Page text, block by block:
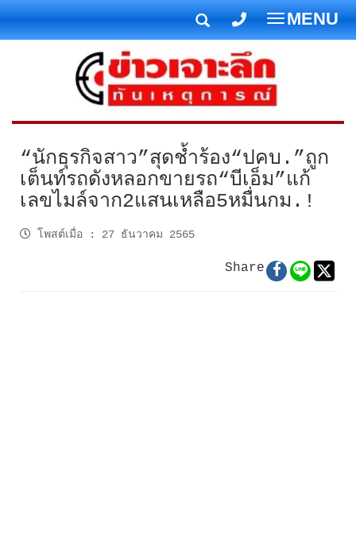
T
o
g
g
l
e
a
i
t
MENU
“นักธุรกิจสาว”สุดช้ำร้อง“ปคบ.”ถูก
เต็นท์รถดังหลอกขายรถ“บีเอ็ม”แก้
เลขไมล์จาก2แสนเหลือ5หมื่นกม.!
โพสต์เมื่อ : 27 ธันวาคม 2565
Share